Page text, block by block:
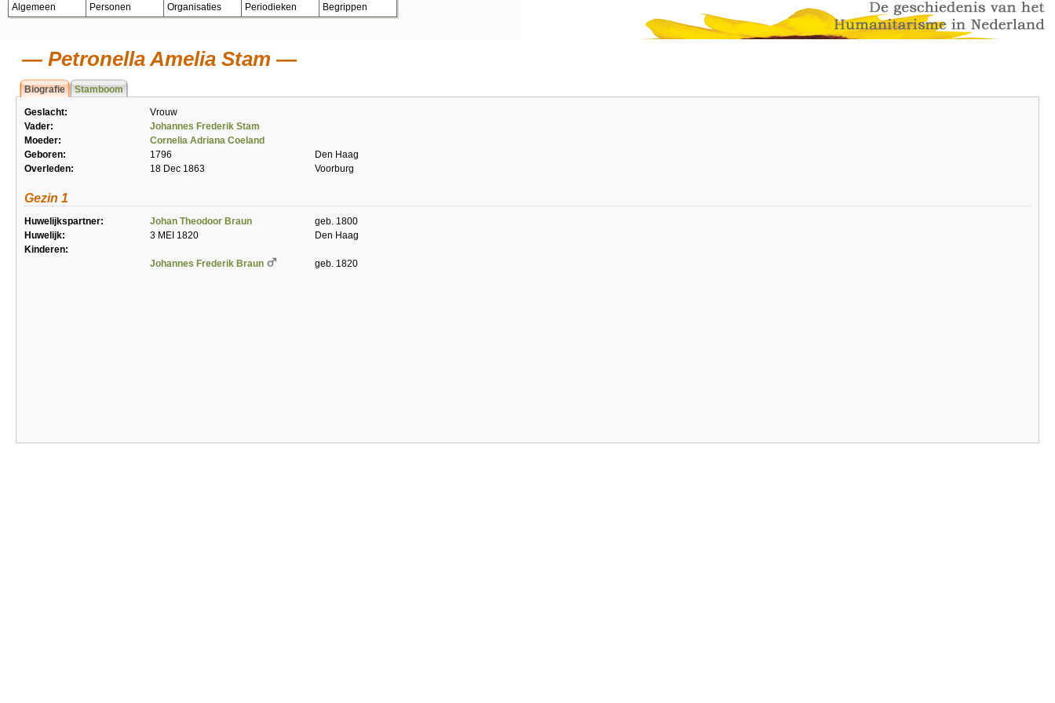
Algemeen Personen Organisaties Periodieken Begrippen
Petronella Amelia Stam
Biografie Stamboom
Geslacht:
Vrouw
Vader:
Johannes Frederik Stam
Moeder:
Cornelia Adriana Coeland
Geboren:
1796
Den Haag
Overleden:
18 Dec 1863 Voorburg
Gezin 1
Huwelijkspartner: Johan Theodoor Braun
geb. 1800
Huwelijk:
3 MEI 1820
Den Haag
Kinderen:
Johannes Frederik Braun
geb. 1820